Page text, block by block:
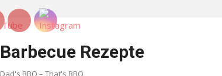
Barbecue Rezepte
Dad's BBQ – That's BBQ